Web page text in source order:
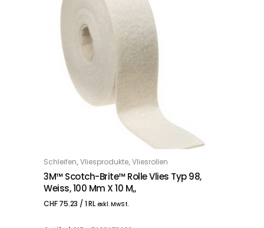
IN DEN WARENKORB
Schleifen,Vliesprodukte,Vliesrollen
3M™ Scotch-Brite™ Rolle Vlies Typ 98,
Weiss, 100 Mm X 10 M,,
CHF75.23 / 1 RL exkl. MwSt.